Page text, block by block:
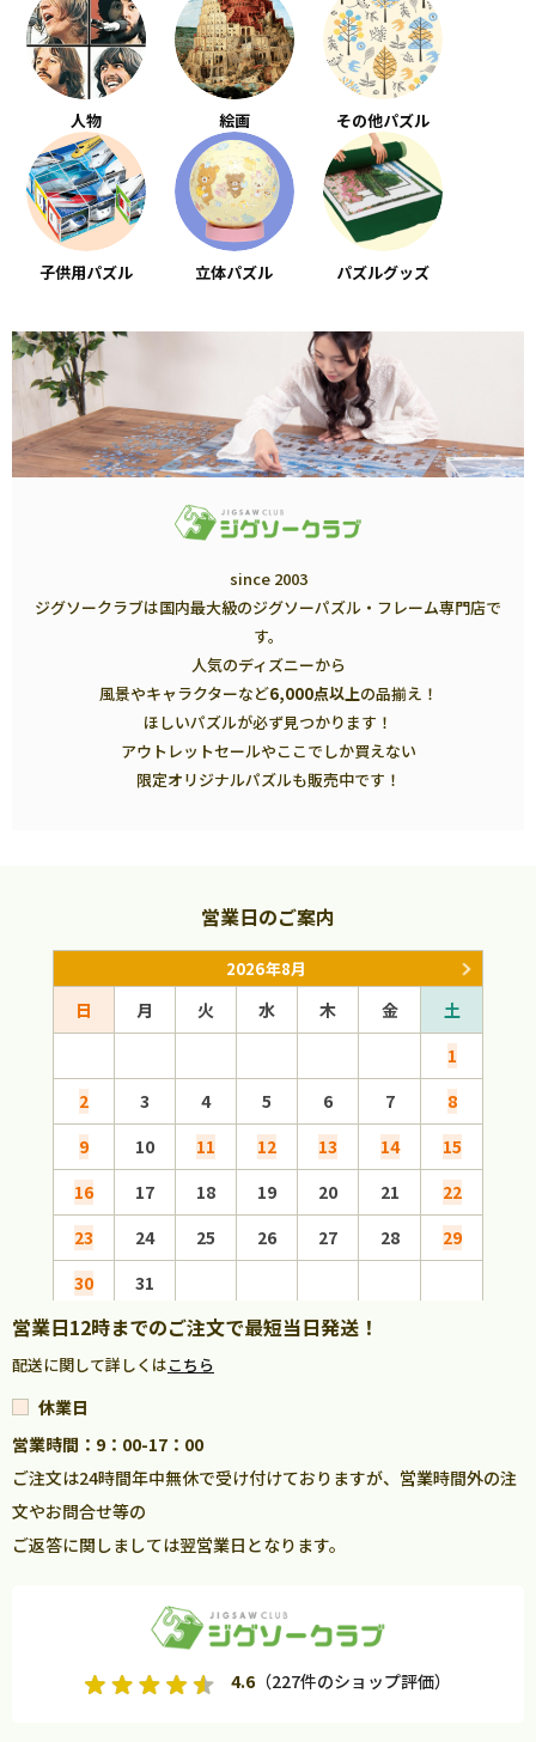
人物 絵画 その他パズル
子供用パズル 立体パズル パズルグッズ
since 2003
ジグソークラブは国内最大級のジグソーパズル・フレーム専門店で
す。
人気のディズニーから
風景やキャラクターなど6,000点以上の品揃え！
ほしいパズルが必ず見つかります！
アウトレットセールやここでしか買えない
限定オリジナルパズルも販売中です！
営業日のご案内
2026年8月
日 月 火 水 木 金
土
1
2
3 4 5 6 7
8
9
10 11 12 13 14
15
16
17 18 19 20 21
22
23
24 25 26 27 28
29
30
31
営業日12時までのご注文で最短当日発送！
配送に関して詳しくはこちら
休業日
営業時間：9：00-17：00
ご注文は24時間年中無休で受け付けておりますが、営業時間外の注
文やお問合せ等の
ご返答に関しましては翌営業日となります。
4.6（227件のショップ評価）